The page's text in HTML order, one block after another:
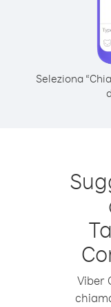
Seleziona
Viber